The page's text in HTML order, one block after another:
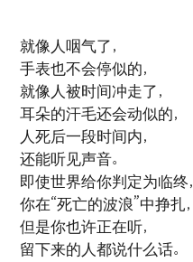
就像人咽气了，
手表也不会停似的，
就像人被时间冲走了，
耳朵的汗毛还会动似的，
人死后一段时间内，
还能听见声音。
即使世界给你判定为临终，
你在“死亡的波浪”中挣扎，
但是你也许正在听，
留下来的人都说什么话。